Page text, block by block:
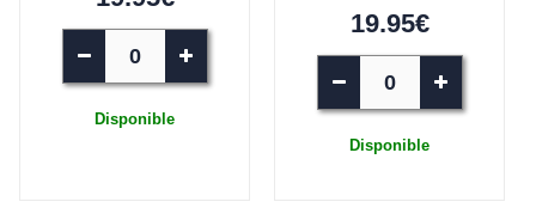
Disponible
19.95€
Disponible